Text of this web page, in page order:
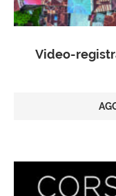
Video-